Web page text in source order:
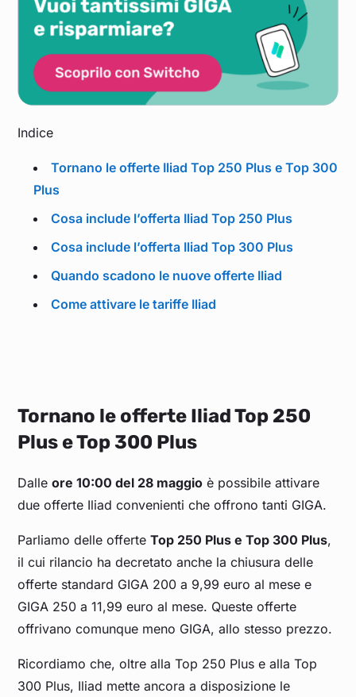
Indice
Tornano le offerte Iliad Top 250 Plus e Top 300
Plus
Cosa include l’offerta Iliad Top 250 Plus
Cosa include l’offerta Iliad Top 300 Plus
Quando scadono le nuove offerte Iliad
Come attivare le tariffe Iliad
Tornano le offerte Iliad Top 250
Plus e Top 300 Plus
Dalleore 10:00 del 28 maggio è possibile attivare
due offerte Iliad convenienti che offrono tanti GIGA.
Parliamo delle offerteTop 250 Plus e Top 300 Plus,
il cui rilancio ha decretato anche la chiusura delle
offerte standard GIGA 200 a 9,99 euro al mese e
GIGA 250 a 11,99 euro al mese. Queste offerte
offrivano comunque meno GIGA, allo stesso prezzo.
Ricordiamo che, oltre alla Top 250 Plus e alla Top
300 Plus, Iliad mette ancora a disposizione le